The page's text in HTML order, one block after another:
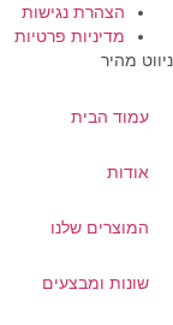
הצהרת נגישות
מדיניות פרטיות
מהיר
עמוד הבית
אודות
המוצרים שלנו
שונות ומבצעים